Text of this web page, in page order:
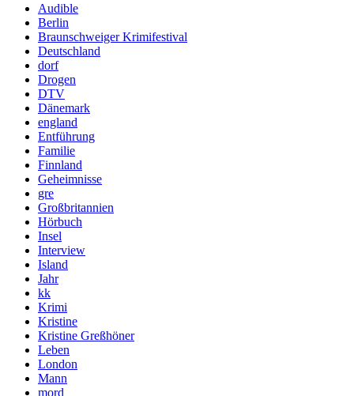
Audible
Berlin
Braunschweiger Krimifestival
Deutschland
dorf
Drogen
DTV
Dänemark
england
Entführung
Familie
Finnland
Geheimnisse
gre
Großbritannien
Hörbuch
Insel
Interview
Island
Jahr
kk
Krimi
Kristine
Kristine Greßhöner
Leben
London
Mann
mord